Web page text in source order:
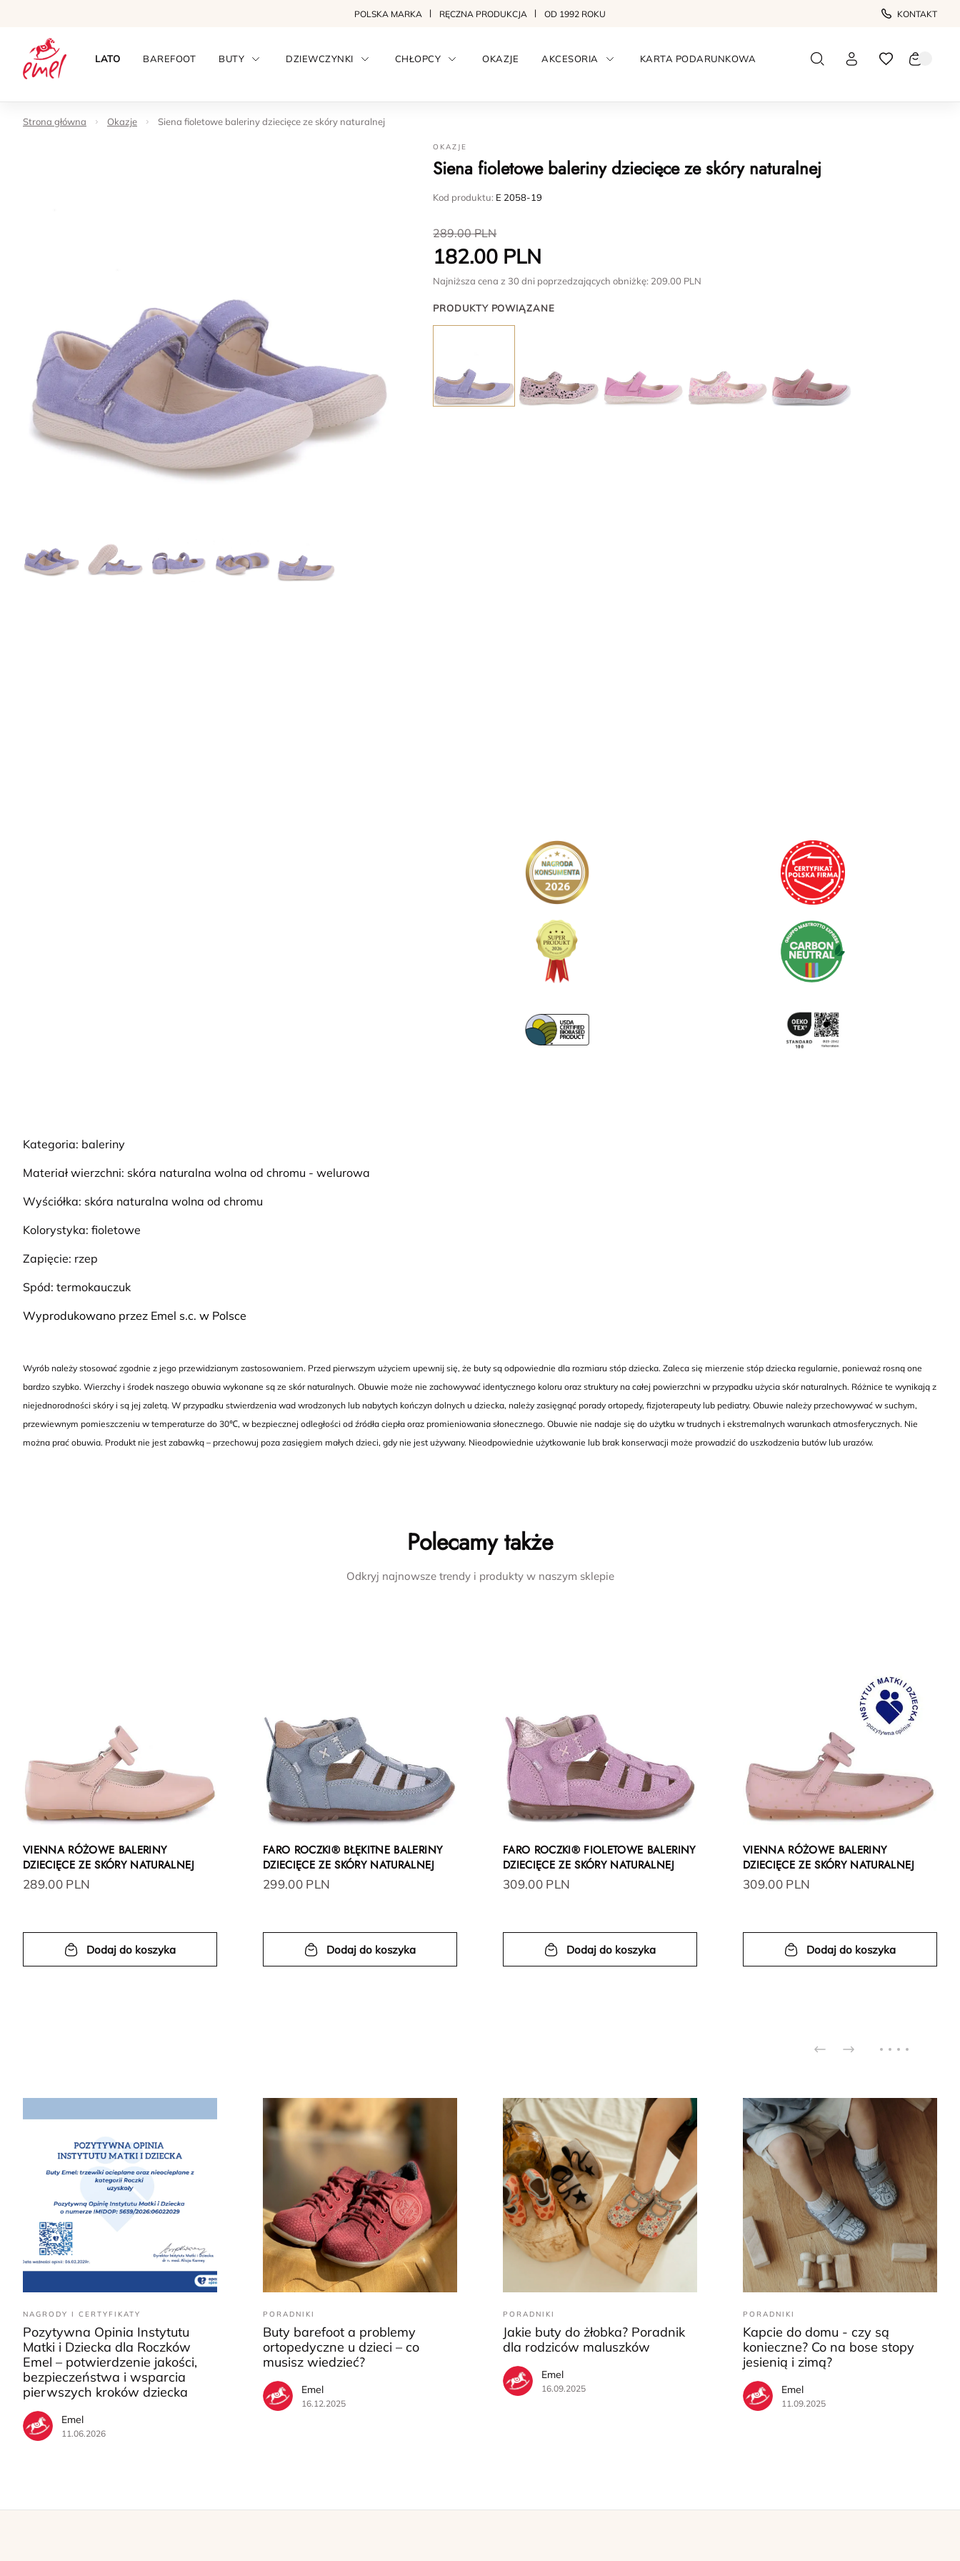
POLSKA MARKA RĘCZNA PRODUKCJA OD 1992 ROKU KONTAKT
LATO BAREFOOT BUTY DZIEWCZYNKI CHŁOPCY OKAZJE AKCESORIA KARTA PODARUNKOWA
Strona główna Okazje Siena fioletowe baleriny dziecięce ze skóry naturalnej
OKAZJE
Siena fioletowe baleriny dziecięce ze skóry naturalnej
Kod produktu: E 2058-19
289.00PLN
182.00 PLN
Najniższa cena z 30 dni poprzedzających obniżkę: 209.00 PLN
PRODUKTY POWIĄZANE
Kategoria: baleriny
Materiał wierzchni: skóra naturalna wolna od chromu - welurowa
Wyściółka: skóra naturalna wolna od chromu
Kolorystyka: fioletowe
Zapięcie: rzep
Spód: termokauczuk
Wyprodukowano przez Emel s.c. w Polsce
Wyrób należy stosować zgodnie z jego przewidzianym zastosowaniem. Przed pierwszym użyciem upewnij się, że buty są odpowiednie dla rozmiaru stóp dziecka. Zaleca się mierzenie stóp dziecka regularnie, ponieważ rosną one
bardzo szybko. Wierzchy i środek naszego obuwia wykonane są ze skór naturalnych. Obuwie może nie zachowywać identycznego koloru oraz struktury na całej powierzchni w przypadku użycia skór naturalnych. Różnice te wynikają z
niejednorodności skóry i są jej zaletą. W przypadku stwierdzenia wad wrodzonych lub nabytych kończyn dolnych u dziecka, należy zasięgnąć porady ortopedy, fizjoterapeuty lub pediatry. Obuwie należy przechowywać w suchym,
przewiewnym pomieszczeniu w temperaturze do 30℃, w bezpiecznej odległości od źródła ciepła oraz promieniowania słonecznego. Obuwie nie nadaje się do użytku w trudnych i ekstremalnych warunkach atmosferycznych. Nie
można prać obuwia. Produkt nie jest zabawką – przechowuj poza zasięgiem małych dzieci, gdy nie jest używany. Nieodpowiednie użytkowanie lub brak konserwacji może prowadzić do uszkodzenia butów lub urazów.
Polecamy także
Odkryj najnowsze trendy i produkty w naszym sklepie
VIENNA RÓŻOWE BALERINY
DZIECIĘCE ZE SKÓRY NATURALNEJ
289.00 PLN
Dodaj do koszyka
FARO ROCZKI® BŁĘKITNE BALERINY
DZIECIĘCE ZE SKÓRY NATURALNEJ
299.00 PLN
Dodaj do koszyka
FARO ROCZKI® FIOLETOWE BALERINY
DZIECIĘCE ZE SKÓRY NATURALNEJ
309.00 PLN
Dodaj do koszyka
VIENNA RÓŻOWE BALERINY
DZIECIĘCE ZE SKÓRY NATURALNEJ
309.00 PLN
Dodaj do koszyka
NAGRODY I CERTYFIKATY
Pozytywna Opinia Instytutu
Matki i Dziecka dla Roczków
Emel – potwierdzenie jakości,
bezpieczeństwa i wsparcia
pierwszych kroków dziecka
Emel
11.06.2026
PORADNIKI
Buty barefoot a problemy
ortopedyczne u dzieci – co
musisz wiedzieć?
Emel
16.12.2025
PORADNIKI
Jakie buty do żłobka? Poradnik
dla rodziców maluszków
Emel
16.09.2025
PORADNIKI
Kapcie do domu - czy są
konieczne? Co na bose stopy
jesienią i zimą?
Emel
11.09.2025